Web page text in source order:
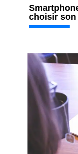
choisir son